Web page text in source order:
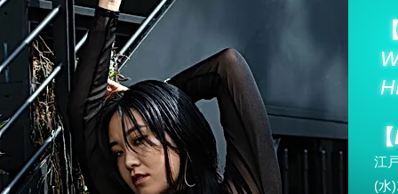
【
江
(水